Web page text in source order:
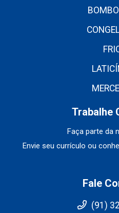
Trabalhe
Faça parte da
Envie seu currículo ou
Fale
(91)